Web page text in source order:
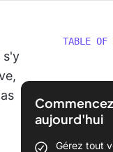
s'y
TABLE OF
aujourd'hui
Gérez tout